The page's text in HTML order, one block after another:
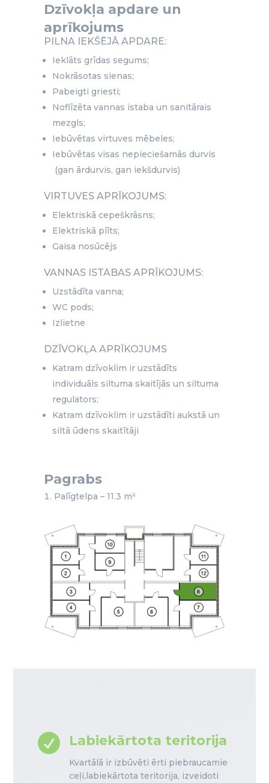
Dzīvokļa apdare un
aprīkojums
PILNA IEKŠĒJĀ APDARE:
Ieklāts grīdas segums;
Nokrāsotas sienas;
Pabeigti griesti;
Noflīzēta vannas istaba un sanitārais
mezgls;
Iebūvētas virtuves mēbeles;
Iebūvētas visas nepieciešamās durvis
(gan ārdurvis, gan iekšdurvis)
VIRTUVES APRĪKOJUMS:
Elektriskā cepeškrāsns;
Elektriskā plīts;
Gaisa nosūcējs
VANNAS ISTABAS APRĪKOJUMS:
Uzstādīta vanna;
WC pods;
Izlietne
DZĪVOKĻA APRĪKOJUMS
Katram dzīvoklim ir uzstādīts
individuāls siltuma skaitījās un siltuma
regulators;
Katram dzīvoklim ir uzstādīti aukstā un
siltā ūdens skaitītāji
Pagrabs
Palīgtelpa – 11.3 m²
 Labiekārtota teritorija
Kvartālā ir izbūvēti ērti piebraucamie
ceļi,labiekārtota teritorija, izveidoti